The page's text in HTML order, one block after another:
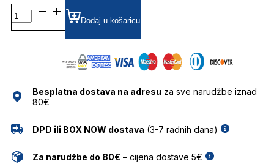
BG9214
GRADIJENT SUNČANE
NAOČALE
Dodaj u košaricu
Besplatna dostava na adresu za sve narudžbe iznad
80€
DPD ili BOX NOW dostava (3-7 radnih dana)
Za narudžbe do 80€ – cijena dostave 5€